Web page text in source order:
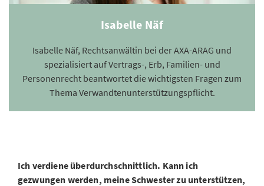
Isabelle Näf
Isabelle Näf, Rechtsanwältin bei der AXA-ARAG und
spezialisiert auf Vertrags-, Erb, Familien- und
Personenrecht beantwortet die wichtigsten Fragen zum
Thema Verwandtenunterstützungspflicht.
Ich verdiene überdurchschnittlich. Kann ich
gezwungen werden, meine Schwester zu unterstützen,